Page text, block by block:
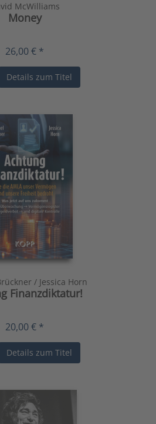
McWilliams
Money
26,00 € *
Details zum Titel
/ Jessica Horn
Finanzdiktatur!
20,00 € *
Details zum Titel